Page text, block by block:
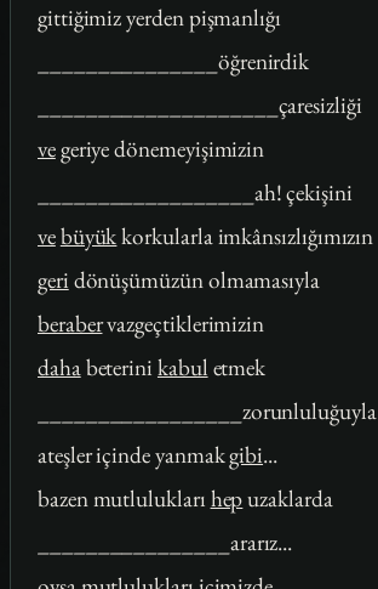
gittiğimiz yerden pişmanlığı
_______________öğrenirdik
____________________çaresizliği
vegeriye dönemeyişimizin
__________________ah! çekişini
vebüyükkorkularla imkânsızlığımızın
geri dönüşümüzün olmamasıyla
berabervazgeçtiklerimizin
dahabeterini kabul etmek
_________________zorunluluğuyla
ateşler içinde yanmakgibi...
bazen mutlulukları hepuzaklarda
________________ararız...